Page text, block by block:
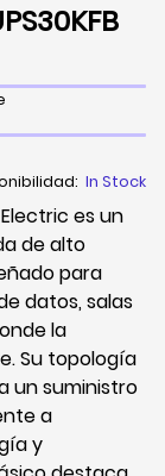
In Stock
Electric es un
de alto
para
datos, salas
la
Su topología
un suministro
a
y